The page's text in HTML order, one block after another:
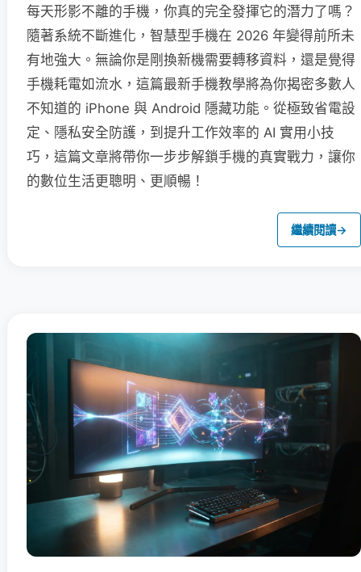
每天形影不離的手機，你真的完全發揮它的潛力了嗎？
隨著系統不斷進化，智慧型手機在 2026 年變得前所未
有地強大。無論你是剛換新機需要轉移資料，還是覺得
手機耗電如流水，這篇最新手機教學將為你揭密多數人
不知道的 iPhone 與 Android 隱藏功能。從極致省電設
定、隱私安全防護，到提升工作效率的 AI 實用小技
巧，這篇文章將帶你一步步解鎖手機的真實戰力，讓你
的數位生活更聰明、更順暢！
繼續閱讀→